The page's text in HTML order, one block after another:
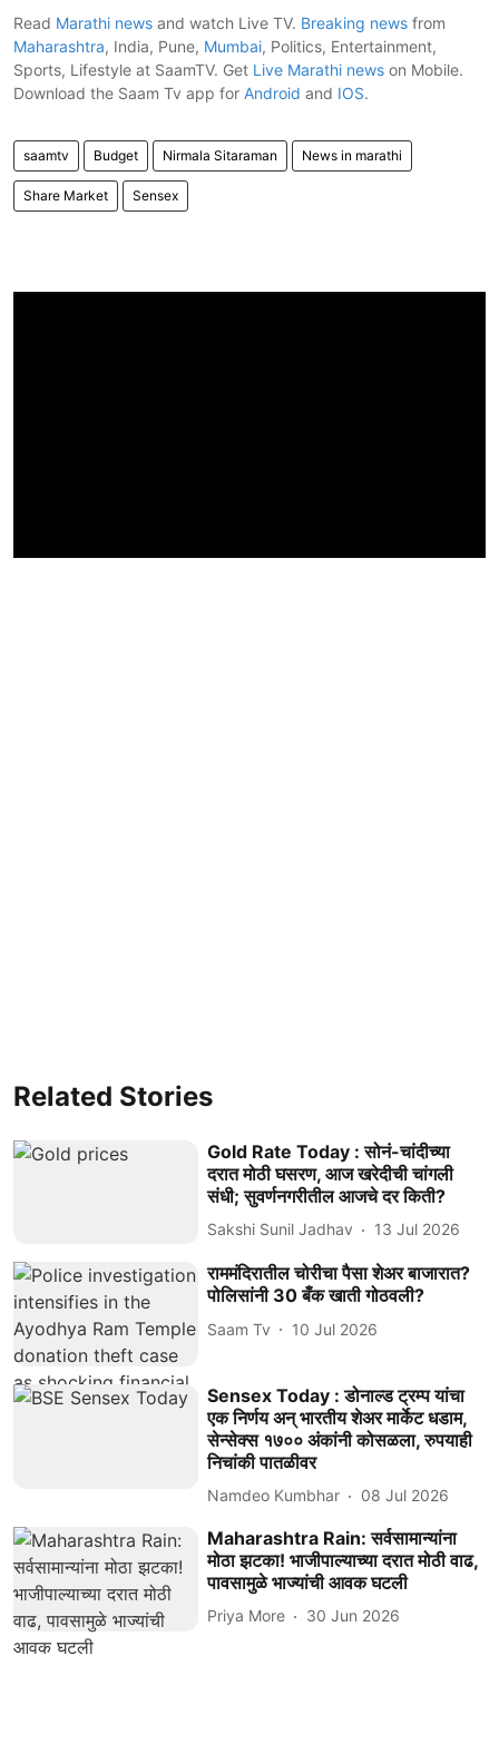
Read Marathi news and watch Live TV. Breaking news from
Maharashtra, India, Pune, Mumbai, Politics, Entertainment,
Sports, Lifestyle at SaamTV. Get Live Marathi news on Mobile.
Download the Saam Tv app for Android and IOS.
saamtv Budget Nirmala Sitaraman News in marathi
Share Market Sensex
Related Stories
Gold Rate Today : सोनं-चांदीच्या
दरात मोठी घसरण, आज खरेदीची चांगली
संधी; सुवर्णनगरीतील आजचे दर किती?
Sakshi Sunil Jadhav 13 Jul 2026
राममंदिरातील चोरीचा पैसा शेअर बाजारात?
पोलिसांनी 30 बँक खाती गोठवली?
Saam Tv 10 Jul 2026
Sensex Today : डोनाल्ड ट्रम्प यांचा
एक निर्णय अन् भारतीय शेअर मार्केट धडाम,
सेन्सेक्स १७०० अंकांनी कोसळला, रुपयाही
निचांकी पातळीवर
Namdeo Kumbhar 08 Jul 2026
Maharashtra Rain: सर्वसामान्यांना
मोठा झटका! भाजीपाल्याच्या दरात मोठी वाढ,
पावसामुळे भाज्यांची आवक घटली
Priya More 30 Jun 2026